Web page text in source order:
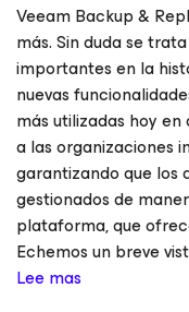
Veeam Backup &
más. Sin duda se
importantes en la
nuevas
más utilizadas hoy
a las organizaciones
garantizando que los
gestionados de
plataforma, que
Echemos un breve
Lee mas